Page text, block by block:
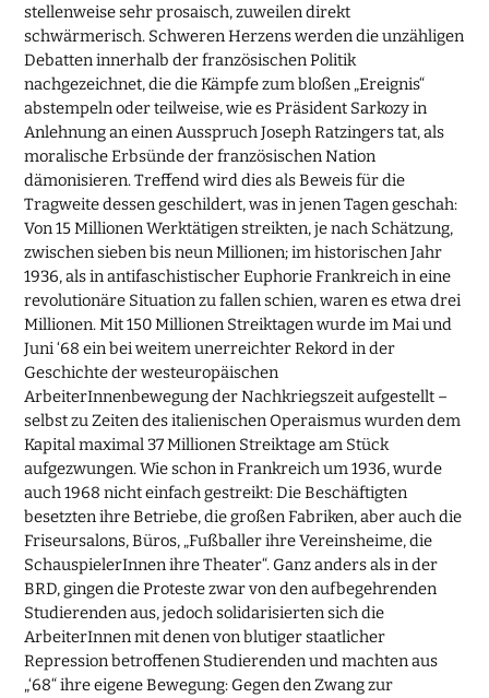
stellenweise sehr prosaisch, zuweilen direkt
schwärmerisch. Schweren Herzens werden die unzähligen
Debatten innerhalb der französischen Politik
nachgezeichnet, die die Kämpfe zum bloßen „Ereignis“
abstempeln oder teilweise, wie es Präsident Sarkozy in
Anlehnung an einen Ausspruch Joseph Ratzingers tat, als
moralische Erbsünde der französischen Nation
dämonisieren. Treffend wird dies als Beweis für die
Tragweite dessen geschildert, was in jenen Tagen geschah:
Von 15 Millionen Werktätigen streikten, je nach Schätzung,
zwischen sieben bis neun Millionen; im historischen Jahr
1936, als in antifaschistischer Euphorie Frankreich in eine
revolutionäre Situation zu fallen schien, waren es etwa drei
Millionen. Mit 150 Millionen Streiktagen wurde im Mai und
Juni ‘68 ein bei weitem unerreichter Rekord in der
Geschichte der westeuropäischen
ArbeiterInnenbewegung der Nachkriegszeit aufgestellt –
selbst zu Zeiten des italienischen Operaismus wurden dem
Kapital maximal 37 Millionen Streiktage am Stück
aufgezwungen. Wie schon in Frankreich um 1936, wurde
auch 1968 nicht einfach gestreikt: Die Beschäftigten
besetzten ihre Betriebe, die großen Fabriken, aber auch die
Friseursalons, Büros, „Fußballer ihre Vereinsheime, die
SchauspielerInnen ihre Theater“. Ganz anders als in der
BRD, gingen die Proteste zwar von den aufbegehrenden
Studierenden aus, jedoch solidarisierten sich die
ArbeiterInnen mit denen von blutiger staatlicher
Repression betroffenen Studierenden und machten aus
„‘68“ ihre eigene Bewegung: Gegen den Zwang zur